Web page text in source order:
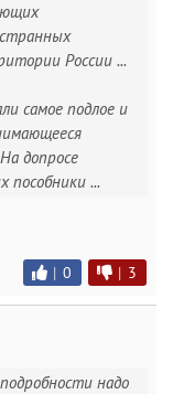
России ...
самое подлое и
допросе
пособники ...
| 0 | 3
надо